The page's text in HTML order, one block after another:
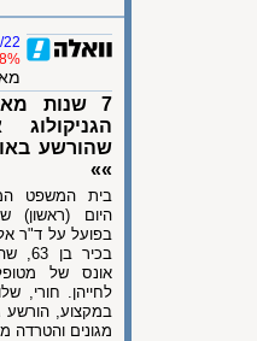
4.28%
7 שנות
שהורשע
»»
בית המשפט
היום (ראשון)
בפועל על ד"ר
בכיר
במקצוע, הורשע
מגונים והטרדה